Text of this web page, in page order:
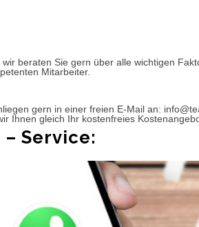
beraten Sie gern über alle wichtigen
Mitarbeiter.
gern in einer freien E-Mail an:
Ihnen gleich Ihr kostenfreies
Service: